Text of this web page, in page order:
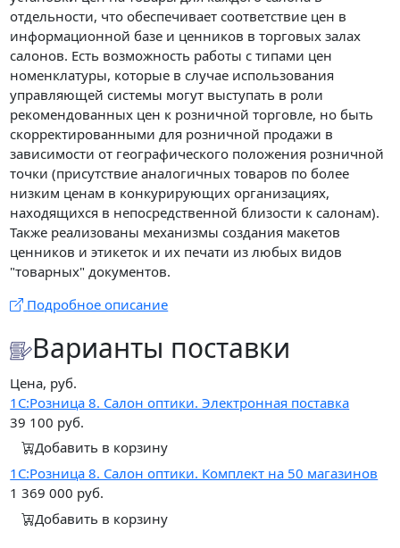
отдельности, что обеспечивает соответствие цен в
информационной базе и ценников в торговых залах
салонов. Есть возможность работы с типами цен
номенклатуры, которые в случае использования
управляющей системы могут выступать в роли
рекомендованных цен к розничной торговле, но быть
скорректированными для розничной продажи в
зависимости от географического положения розничной
точки (присутствие аналогичных товаров по более
низким ценам в конкурирующих организациях,
находящихся в непосредственной близости к салонам).
Также реализованы механизмы создания макетов
ценников и этикеток и их печати из любых видов
"товарных" документов.
Подробное описание
Варианты поставки
Цена, руб.
1С:Розница 8. Салон оптики. Электронная поставка
39 100 руб.
Добавить в корзину
1С:Розница 8. Салон оптики. Комплект на 50 магазинов
1 369 000 руб.
Добавить в корзину